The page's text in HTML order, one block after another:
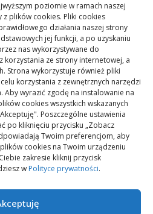
poziomie w ramach naszej
plików cookies. Pliki cookies
działania naszej strony
jej funkcji, a po uzyskaniu
nas wykorzystywane do
ze strony internetowej, a
Strona wykorzystuje również pliki
korzystania z zewnętrznych narzędzi
Aby wyrazić zgodę na instalowanie na
cookies wszystkich wskazanych
Poszczególne ustawienia
po kliknięciu przycisku „Zobacz
Twoim preferencjom, aby
cookies na Twoim urządzeniu
zakresie kliknij przycisk
w Polityce prywatności.